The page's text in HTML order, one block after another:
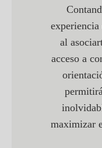
experiencia
al
acceso a
maximizar